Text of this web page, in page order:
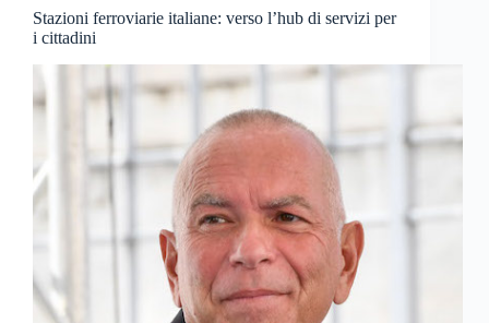
Stazioni ferroviarie italiane: verso l’hub di servizi per
i cittadini